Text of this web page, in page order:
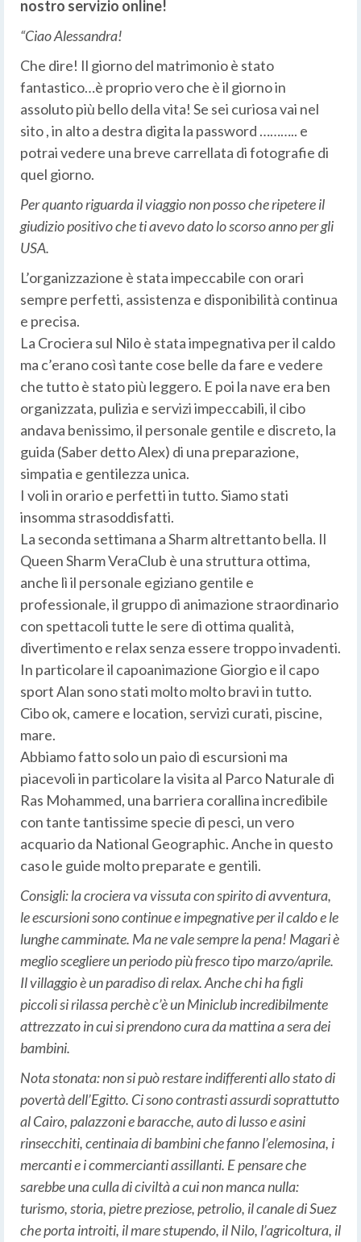
nostro servizio online!
“Ciao Alessandra!
Che dire! Il giorno del matrimonio è stato
fantastico…è proprio vero che è il giorno in
assoluto più bello della vita! Se sei curiosa vai nel
sito , in alto a destra digita la password ……….. e
potrai vedere una breve carrellata di fotografie di
quel giorno.
Per quanto riguarda il viaggio non posso che ripetere il
giudizio positivo che ti avevo dato lo scorso anno per gli
USA.
L’organizzazione è stata impeccabile con orari
sempre perfetti, assistenza e disponibilità continua
e precisa.
La Crociera sul Nilo è stata impegnativa per il caldo
ma c’erano così tante cose belle da fare e vedere
che tutto è stato più leggero. E poi la nave era ben
organizzata, pulizia e servizi impeccabili, il cibo
andava benissimo, il personale gentile e discreto, la
guida (Saber detto Alex) di una preparazione,
simpatia e gentilezza unica.
I voli in orario e perfetti in tutto. Siamo stati
insomma strasoddisfatti.
La seconda settimana a Sharm altrettanto bella. Il
Queen Sharm VeraClub è una struttura ottima,
anche lì il personale egiziano gentile e
professionale, il gruppo di animazione straordinario
con spettacoli tutte le sere di ottima qualità,
divertimento e relax senza essere troppo invadenti.
In particolare il capoanimazione Giorgio e il capo
sport Alan sono stati molto molto bravi in tutto.
Cibo ok, camere e location, servizi curati, piscine,
mare.
Abbiamo fatto solo un paio di escursioni ma
piacevoli in particolare la visita al Parco Naturale di
Ras Mohammed, una barriera corallina incredibile
con tante tantissime specie di pesci, un vero
acquario da National Geographic. Anche in questo
caso le guide molto preparate e gentili.
Consigli: la crociera va vissuta con spirito di avventura,
le escursioni sono continue e impegnative per il caldo e le
lunghe camminate. Ma ne vale sempre la pena! Magari è
meglio scegliere un periodo più fresco tipo marzo/aprile.
Il villaggio è un paradiso di relax. Anche chi ha figli
piccoli si rilassa perchè c’è un Miniclub incredibilmente
attrezzato in cui si prendono cura da mattina a sera dei
bambini.
Nota stonata: non si può restare indifferenti allo stato di
povertà dell’Egitto. Ci sono contrasti assurdi soprattutto
al Cairo, palazzoni e baracche, auto di lusso e asini
rinsecchiti, centinaia di bambini che fanno l’elemosina, i
mercanti e i commercianti assillanti. E pensare che
sarebbe una culla di civiltà a cui non manca nulla:
turismo, storia, pietre preziose, petrolio, il canale di Suez
che porta introiti, il mare stupendo, il Nilo, l’agricoltura, il